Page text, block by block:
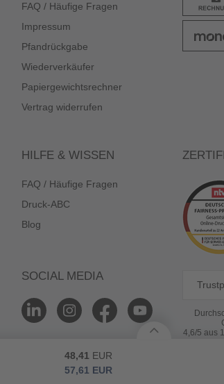
48,41 EUR
57,61 EUR
FAQ / Häufige Fragen
Impressum
Pfandrückgabe
Wiederverkäufer
Papiergewichtsrechner
Vertrag widerrufen
HILFE & WISSEN
FAQ / Häufige Fragen
Druck-ABC
Blog
SOCIAL MEDIA
4,6/5 aus